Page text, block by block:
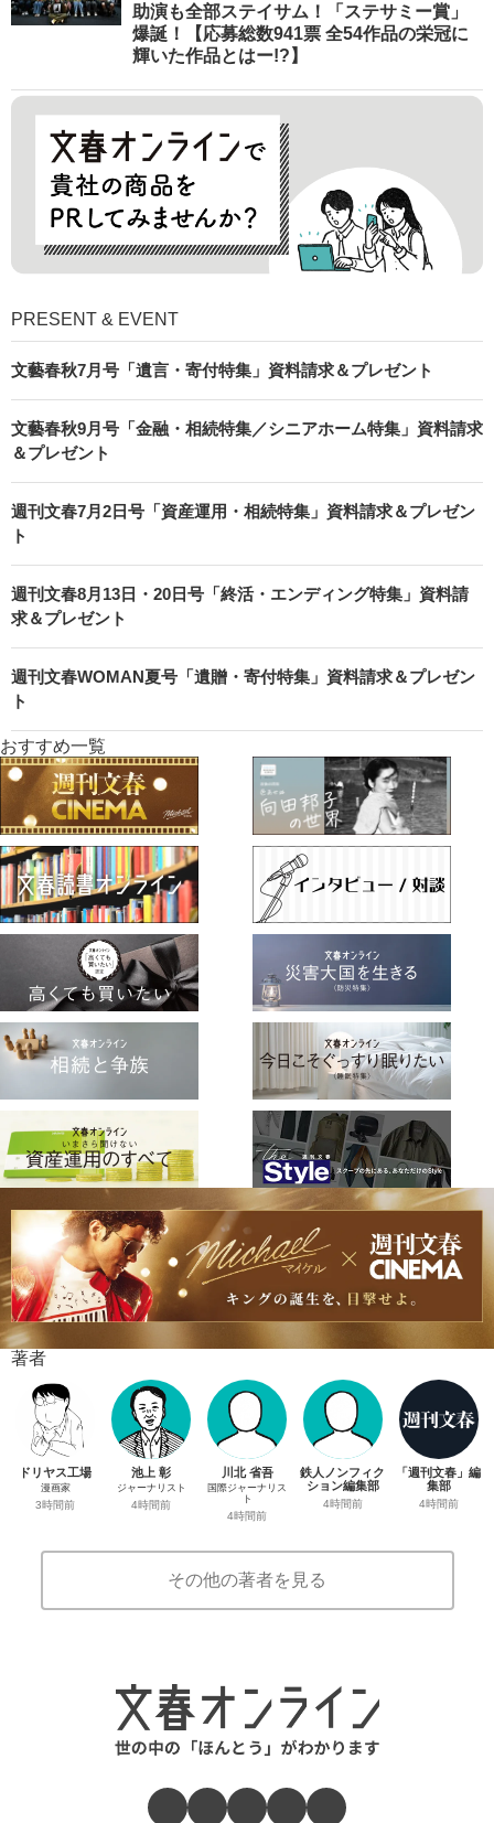
助演も全部ステイサム！「ステサミー賞」
爆誕！【応募総数941票 全54作品の栄冠に
輝いた作品とはー!?】
PRESENT & EVENT
文藝春秋7月号「遺言・寄付特集」資料請求＆プレゼント
文藝春秋9月号「金融・相続特集／シニアホーム特集」資料請求
＆プレゼント
週刊文春7月2日号「資産運用・相続特集」資料請求＆プレゼン
ト
週刊文春8月13日・20日号「終活・エンディング特集」資料請
求＆プレゼント
週刊文春WOMAN夏号「遺贈・寄付特集」資料請求＆プレゼン
ト
おすすめ一覧
著者
ドリヤス工場
漫画家
3時間前
池上 彰
ジャーナリスト
4時間前
川北 省吾
国際ジャーナリス
ト
4時間前
鉄人ノンフィク
ション編集部
4時間前
「週刊文春」編
集部
4時間前
その他の著者を見る